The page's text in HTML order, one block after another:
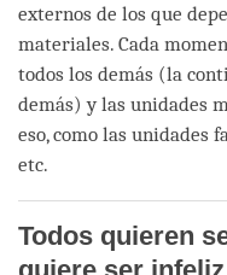
externos de los que
materiales. Cada
todos los demás (la
demás) y las unidades
eso, como las unidades
etc.
Todos quieren